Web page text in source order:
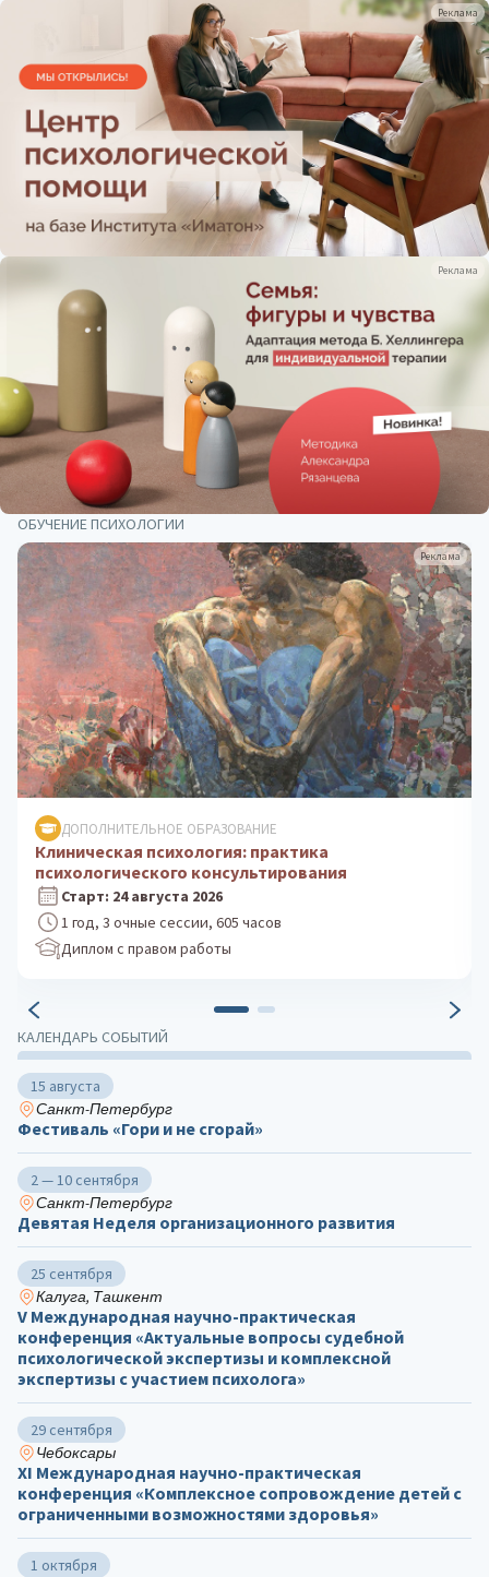
Реклама
Реклама
КАЛЕНДАРЬ СОБЫТИЙ
15 августа
Санкт-Петербург
Фестиваль «Гори и не сгорай»
2 — 10 сентября
Санкт-Петербург
Девятая Неделя организационного развития
25 сентября
Калуга, Ташкент
V Международная научно-практическая
конференция «Актуальные вопросы судебной
психологической экспертизы и комплексной
экспертизы с участием психолога»
29 сентября
Чебоксары
ХΙ Международная научно-практическая
конференция «Комплексное сопровождение детей с
ограниченными возможностями здоровья»
1 октября
ОБУЧЕНИЕ ПСИХОЛОГИИ
Реклама
ДОПОЛНИТЕЛЬНОЕ ОБРАЗОВАНИЕ
Психологическое консультирование: теория и
практика
Старт: 5 октября 2026
1 год, 3 очные сессии, 605 часов
Диплом с правом работы